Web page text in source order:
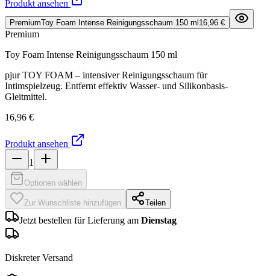
Produkt ansehen
PremiumToy Foam Intense Reinigungsschaum 150 ml 16,96 €
Premium
Toy Foam Intense Reinigungsschaum 150 ml
pjur TOY FOAM – intensiver Reinigungsschaum für
Intimspielzeug. Entfernt effektiv Wasser- und Silikonbasis-
Gleitmittel.
16,96 €
Produkt ansehen
1
Optionen wählen
Zur Wunschliste hinzufügen Teilen
Jetzt bestellen für Lieferung am Dienstag
Diskreter Versand